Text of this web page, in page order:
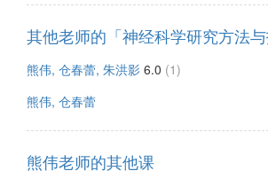
其他老师的「神经科学研究方法
熊伟, 仓春蕾, 朱洪影 6.0 (1)
熊伟, 仓春蕾
熊伟老师的其他课